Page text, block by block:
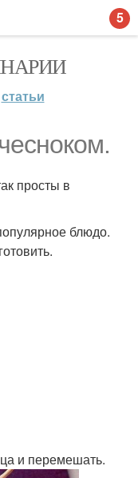
статьи
просты в
блюдо.
и перемешать.
5